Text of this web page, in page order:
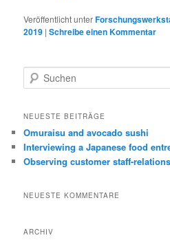
Veröffentlicht unter
2019 |Schreibe einen Kommentar
u
h
n
NEUESTE BEITRÄGE
Omuraisu and avocado sushi
Interviewing a Japanese food
Observing customer staff-
NEUESTE KOMMENTARE
ARCHIV